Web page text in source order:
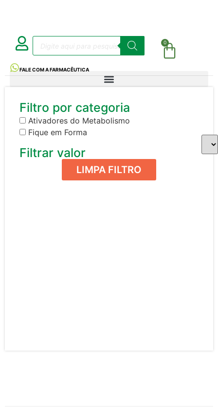
0
FALE COM A FARMACÊUTICA
Filtro por categoria
Ativadores do Metabolismo
Fique em Forma
Filtrar valor
LIMPA FILTRO